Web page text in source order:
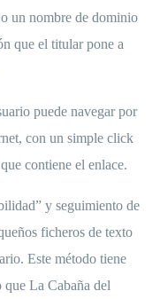
un nombre de dominio
que el titular pone a
puede navegar por
con un simple click
contiene el enlace.
y seguimiento de
ficheros de texto
Este método tiene
La Cabaña del